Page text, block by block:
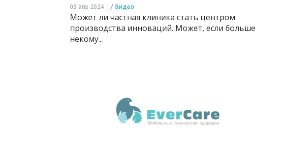
03 апр 2024 / Видео
Может ли частная клиника стать центром
производства инноваций. Может, если больше
некому...